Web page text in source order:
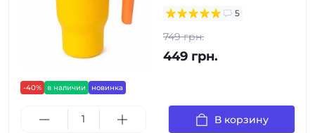
-40% в наличии новинка
5
749 грн.
449 грн.
В корзину